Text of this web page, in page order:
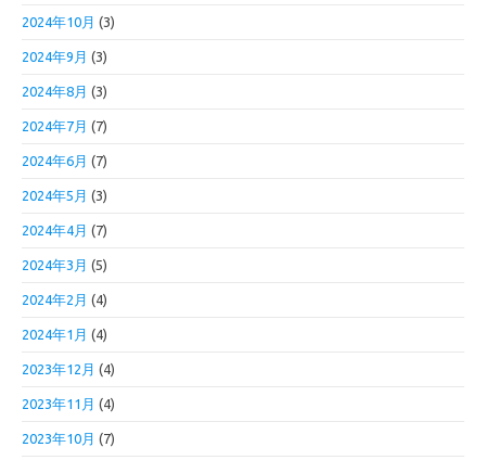
2024年10月 (3)
2024年9月 (3)
2024年8月 (3)
2024年7月 (7)
2024年6月 (7)
2024年5月 (3)
2024年4月 (7)
2024年3月 (5)
2024年2月 (4)
2024年1月 (4)
2023年12月 (4)
2023年11月 (4)
2023年10月 (7)